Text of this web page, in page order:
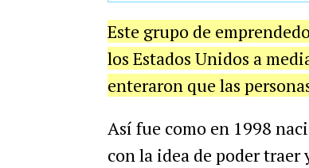
Este grupo de
los Estados Unidos a
enteraron que las
Así fue como en 1998
con la idea de poder